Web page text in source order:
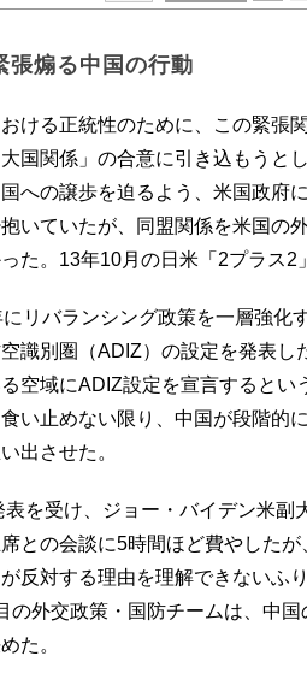
張煽る中国の行動
ける正統性のために、この緊張
国関係」の合意に引き込もうと
への譲歩を迫るよう、米国政府
いていたが、同盟関係を米国の
た。13年10月の日米「2プラス2
リバランシング政策を一層強化
識別圏（ADIZ）の設定を発表
空域にADIZ設定を宣言するとい
食い止めない限り、中国が段階的
出させた。
を受け、ジョー・バイデン米副
との会談に5時間ほど費やした
反対する理由を理解できないふ
の外交政策・国防チームは、中
た。